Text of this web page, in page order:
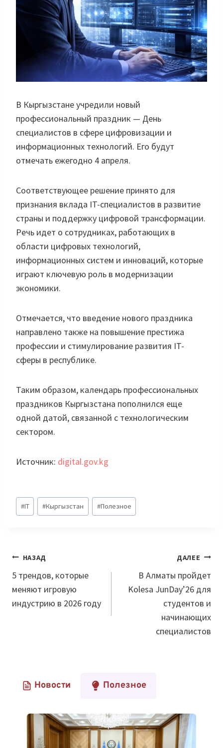
В Кыргызстане учредили новый
профессиональный праздник — День
специалистов в сфере цифровизации и
информационных технологий. Его будут
отмечать ежегодно 4 апреля.
Соответствующее решение принято для
признания вклада IT-специалистов в развитие
страны и поддержку цифровой трансформации.
Речь идет о сотрудниках, работающих в
области цифровых технологий,
информационных систем и инноваций, которые
играют ключевую роль в модернизации
экономики.
Отмечается, что введение нового праздника
направлено также на повышение престижа
профессии и стимулирование развития IT-
сферы в республике.
Таким образом, календарь профессиональных
праздников Кыргызстана пополнился еще
одной датой, связанной с технологическим
сектором.
Источник: digital.gov.kg
Метки
записи:
#IT #Кыргызстан #Полезное
Навигация
по
записям
НАЗАД
5 трендов, которые
меняют игровую
индустрию в 2026 году
ДАЛЕЕ
В Алматы пройдет
Kolesa JunDay’26 для
студентов и
начинающих
специалистов
Новости Полезное